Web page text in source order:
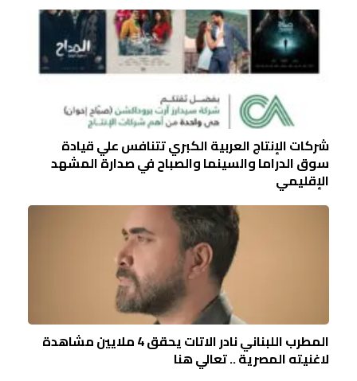
شركات الإنتاج العربية الكبري تتنافس علي قيادة
سوق الدراما والسينما والصباح في صدارة المشهد
الإقليمي
المطرب اللبناني نادر الاتات يحقق 4 ملايين مشاهدة
لاغنيته المصرية .. تعالي هنا